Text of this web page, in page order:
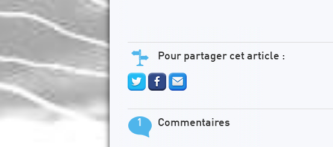
Pour partager cet article :
1 Commentaires